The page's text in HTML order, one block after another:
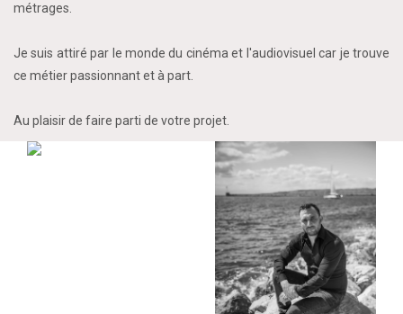
métrages.
Je suis attiré par le monde du cinéma et l'audiovisuel car je trouve
ce métier passionnant et à part.
Au plaisir de faire parti de votre projet.